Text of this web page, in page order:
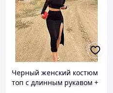
Черный женский костюм
топ с длинным рукавом +